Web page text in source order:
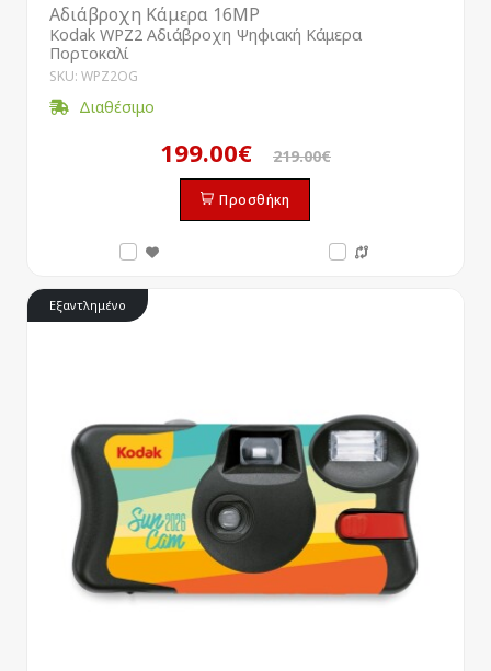
Αδιάβροχη Κάμερα 16MP
Kodak WPZ2 Αδιάβροχη Ψηφιακή Κάμερα
Πορτοκαλί
SKU: WPZ2OG
Διαθέσιμο
199.00€ 219.00€
Προσθήκη
Εξαντλημένο